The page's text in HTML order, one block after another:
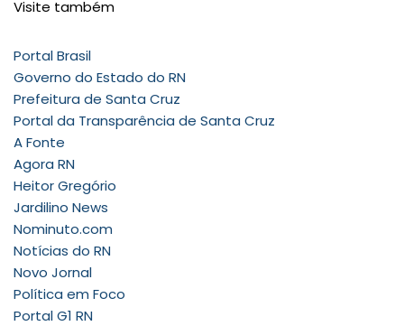
Visite também
Portal Brasil
Governo do Estado do RN
Prefeitura de Santa Cruz
Portal da Transparência de Santa Cruz
A Fonte
Agora RN
Heitor Gregório
Jardilino News
Nominuto.com
Notícias do RN
Novo Jornal
Política em Foco
Portal G1 RN